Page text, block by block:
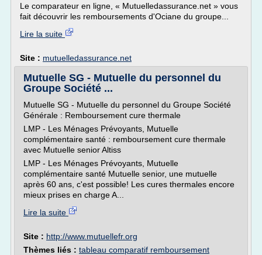
Le comparateur en ligne, « Mutuelledassurance.net » vous
fait découvrir les remboursements d'Ociane du groupe...
Lire la suite
Site : mutuelledassurance.net
Mutuelle SG - Mutuelle du personnel du
Groupe Société ...
Mutuelle SG - Mutuelle du personnel du Groupe Société
Générale : Remboursement cure thermale
LMP - Les Ménages Prévoyants, Mutuelle
complémentaire santé : remboursement cure thermale
avec Mutuelle senior Altiss
LMP - Les Ménages Prévoyants, Mutuelle
complémentaire santé Mutuelle senior, une mutuelle
après 60 ans, c'est possible! Les cures thermales encore
mieux prises en charge A...
Lire la suite
Site : http://www.mutuellefr.org
Thèmes liés : tableau comparatif remboursement